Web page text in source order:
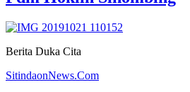
Berita Duka Cita
SitindaonNews.Com